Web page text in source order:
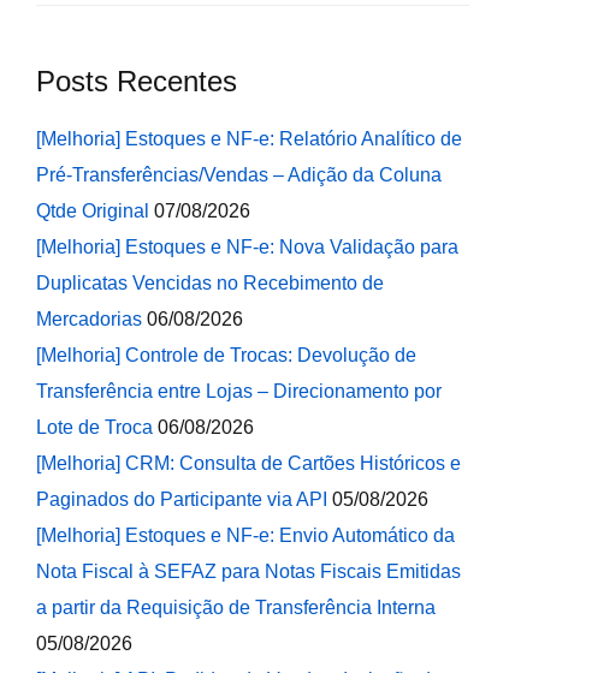
Posts Recentes
[Melhoria] Estoques e NF-e: Relatório Analítico de
Pré-Transferências/Vendas – Adição da Coluna
Qtde Original 07/08/2026
[Melhoria] Estoques e NF-e: Nova Validação para
Duplicatas Vencidas no Recebimento de
Mercadorias 06/08/2026
[Melhoria] Controle de Trocas: Devolução de
Transferência entre Lojas – Direcionamento por
Lote de Troca 06/08/2026
[Melhoria] CRM: Consulta de Cartões Históricos e
Paginados do Participante via API 05/08/2026
[Melhoria] Estoques e NF-e: Envio Automático da
Nota Fiscal à SEFAZ para Notas Fiscais Emitidas
a partir da Requisição de Transferência Interna
05/08/2026